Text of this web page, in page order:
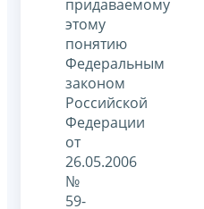
придаваемому
этому
понятию
Федеральным
законом
Российской
Федерации
от
26.05.2006
№
59-